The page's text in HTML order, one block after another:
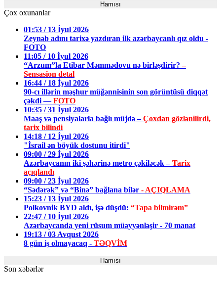
Hamısı
Çox oxunanlar
01:53 / 13 İyul 2026
Zeynəb adını tarixə yazdıran ilk azərbaycanlı qız oldu -
FOTO
11:05 / 10 İyul 2026
“Arzum”la Etibar Məmmədovu nə birləşdirir?–
Sensasion detal
16:44 / 18 İyul 2026
90-cı illərin məşhur müğənnisinin son görüntüsü diqqət
çəkdi —FOTO
10:35 / 31 İyul 2026
Maaş və pensiyalarla bağlı müjdə –Çoxdan gözlənilirdi,
tarix bilindi
14:18 / 12 İyul 2026
"İsrail ən böyük dostunu itirdi"
09:00 / 29 İyul 2026
Azərbaycanın iki şəhərinə metro çəkiləcək –Tarix
açıqlandı
09:00 / 23 İyul 2026
“Sədərək” və “Binə” bağlana bilər - AÇIQLAMA
15:23 / 13 İyul 2026
Polkovnik BYD aldı, işə düşdü: “Tapa bilmirəm”
22:47 / 10 İyul 2026
Azərbaycanda yeni rüsum müəyyənləşir - 70 manat
19:13 / 03 Avqust 2026
8 gün iş olmayacaq - TƏQVİM
Hamısı
Son xəbərlər